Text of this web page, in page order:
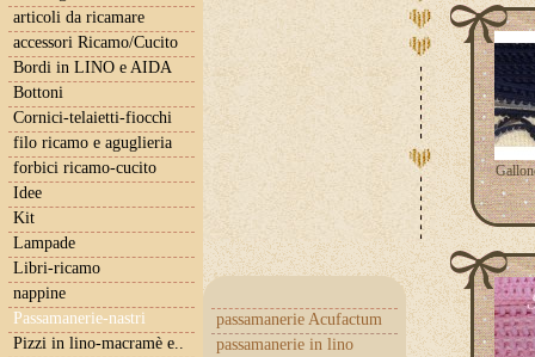
articoli da ricamare
accessori Ricamo/Cucito
Bordi in LINO e AIDA
Bottoni
Cornici-telaietti-fiocchi
filo ricamo e aguglieria
forbici ricamo-cucito
Idee
Kit
Lampade
Libri-ricamo
nappine
Passamanerie-nastri
passamanerie Acufactum
passamanerie in lino
Pizzi in lino-macramè e..